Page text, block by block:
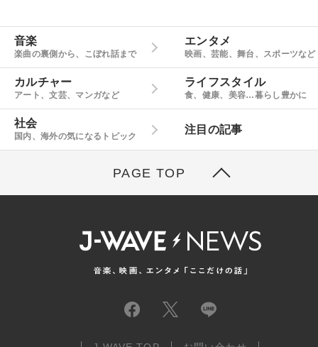
音楽
楽曲の裏側から、こぼれ話まで
エンタメ
映画、芸能、舞台、スポーツなど
カルチャー
アート、文芸、マンガなど
ライフスタイル
食、健康、美容…暮らし豊かに
社会
国内、海外の気になるトピック
注目の記事
PAGE TOP